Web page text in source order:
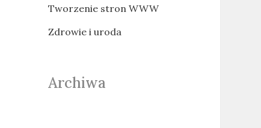
Tworzenie stron WWW
Zdrowie i uroda
Archiwa